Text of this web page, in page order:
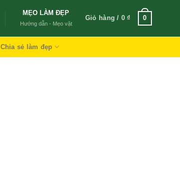
MẸO LÀM ĐẸP
Hướng dẫn - Mẹo vặt
Giỏ hàng / 0₫ 0
Chia sẻ làm đẹp